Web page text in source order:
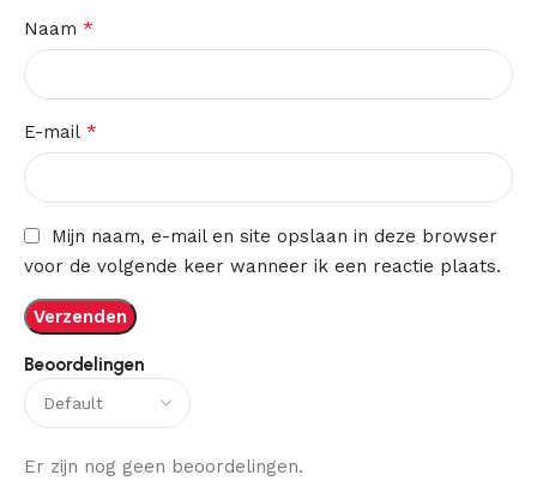
Beoordelingen
Er zijn nog geen beoordelingen.
Naam *
E-mail *
Mijn naam, e-mail en site opslaan in deze browser
voor de volgende keer wanneer ik een reactie plaats.